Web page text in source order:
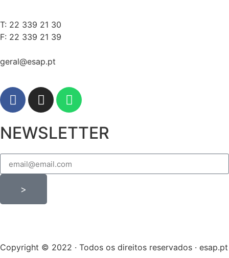
T: 22 339 21 30
F: 22 339 21 39
geral@esap.pt
NEWSLETTER
>
Copyright © 2022 · Todos os direitos reservados · esap.pt